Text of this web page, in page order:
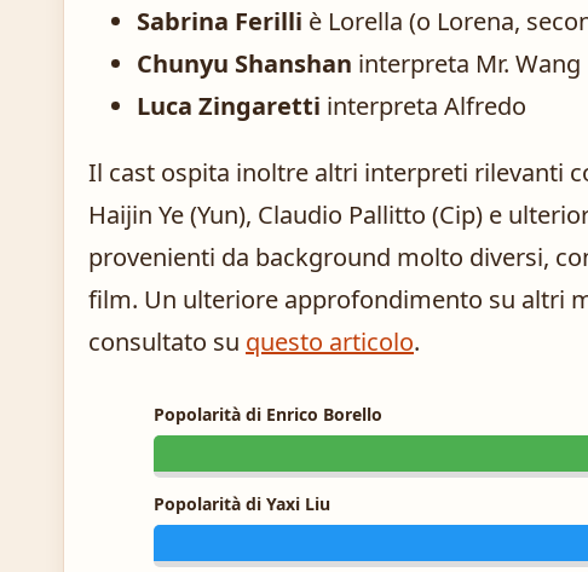
Sabrina Ferilli è Lorella (o Lorena,
Chunyu Shanshan interpreta Mr. Wang
Luca Zingaretti interpreta Alfredo
Il cast ospita inoltre altri interpreti rilevanti
Haijin Ye (Yun), Claudio Pallitto (Cip) e
provenienti da background molto diversi,
film. Un ulteriore approfondimento su altri
consultato su questo articolo.
Popolarità di Enrico Borello
Popolarità di Yaxi Liu